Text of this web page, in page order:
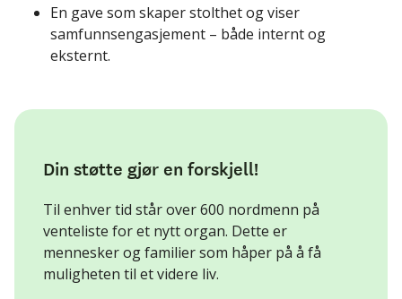
En gave som skaper stolthet og viser
samfunnsengasjement – både internt og
eksternt.
Din støtte gjør en forskjell!
Til enhver tid står over 600 nordmenn på
venteliste for et nytt organ. Dette er
mennesker og familier som håper på å få
muligheten til et videre liv.